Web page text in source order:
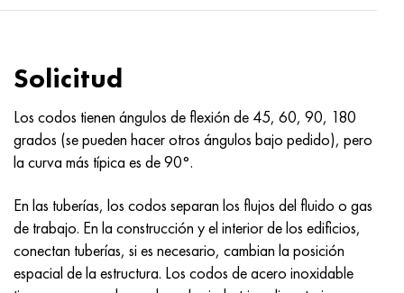
Solicitud
Los codos tienen ángulos de flexión de 45, 60, 90, 180
grados (se pueden hacer otros ángulos bajo pedido), pero
la curva más típica es de 90°.
En las tuberías, los codos separan los flujos del fluido o gas
de trabajo. En la construcción y el interior de los edificios,
conectan tuberías, si es necesario, cambian la posición
espacial de la estructura. Los codos de acero inoxidable
Hastelloy C-276
Hastelloy x
udimet 720
40XFA, 1.7223, AISI 4142
A40G, 44smn28, 1.0762, 46s20